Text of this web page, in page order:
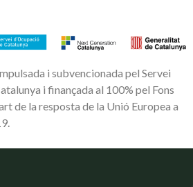
i subvencionada pel Servei
i finançada al 100% pel Fons
de la resposta de la Unió Europea a